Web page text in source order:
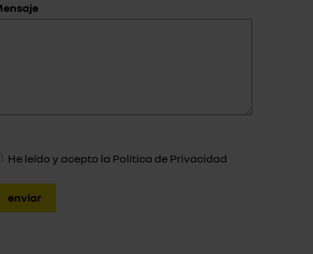
He leído y acepto la Política de Privacidad